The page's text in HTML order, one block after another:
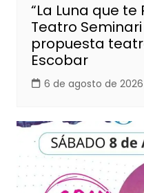
“La Luna que te
Teatro
propuesta
Escobar
6 de agosto de 2026